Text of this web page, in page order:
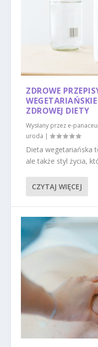
ZDROWE
ZDROWEJ DIETY
Wysłany przez e-
uroda |
Dieta wegetariańska
ale także styl życia,
CZYTAJ WIĘCEJ